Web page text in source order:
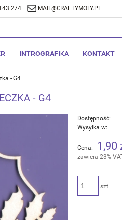
514 143 274
INTROGRAFIKA KONTAKT
- G4
274 MAIL@CRAFTYMOLY.PL
- G4
Dostępność:
Wysyłka w:
Cena: 1,90
zawiera 23%
szt.